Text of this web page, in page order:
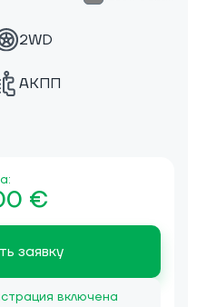
2WD
АКПП
€
заявку
включена